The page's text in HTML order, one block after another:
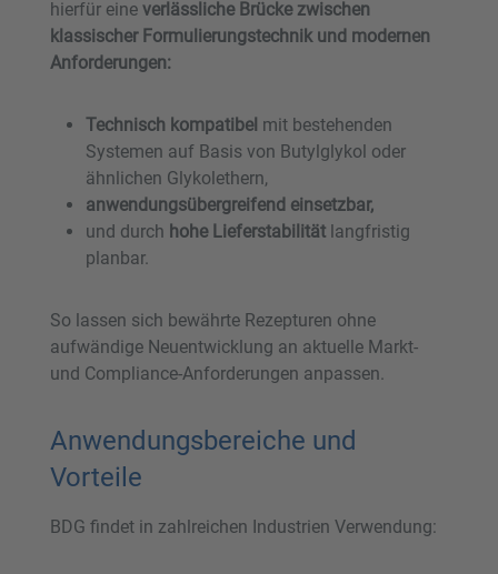
hierfür eine verlässliche Brücke zwischen
klassischer Formulierungstechnik und modernen
Anforderungen:
Technisch kompatibel mit bestehenden
Systemen auf Basis von Butylglykol oder
ähnlichen Glykolethern,
anwendungsübergreifend einsetzbar,
und durch hohe Lieferstabilität langfristig
planbar.
So lassen sich bewährte Rezepturen ohne
aufwändige Neuentwicklung an aktuelle Markt-
und Compliance-Anforderungen anpassen.
Anwendungsbereiche und
Vorteile
BDG findet in zahlreichen Industrien Verwendung: